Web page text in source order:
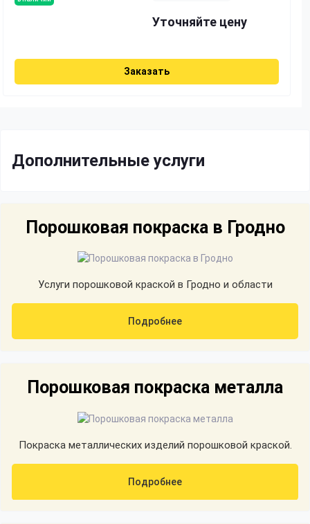
Уточняйте цену
Заказать
Дополнительные услуги
Порошковая покраска в Гродно
Услуги порошковой краской в Гродно и области
Подробнее
Порошковая покраска металла
Покраска металлических изделий порошковой краской.
Подробнее